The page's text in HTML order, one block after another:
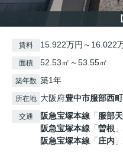
賃料 15.922万円～16.022
面積 52.53㎡～53.55㎡
築年数 築1年
所在地 大阪府豊中市服部西町
交通 阪急宝塚本線 「服部
阪急宝塚本線 「曽根
阪急宝塚本線 「庄内